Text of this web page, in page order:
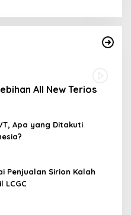
All New Terios
Apa yang Ditakuti
Penjualan Sirion Kalah
LCGC